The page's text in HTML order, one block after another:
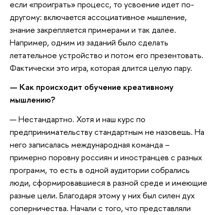
если «проиграть» процесс, то усвоение идет по-
другому: включается ассоциативное мышление,
знание закрепляется примерами и так далее.
Например, одним из заданий было сделать
летательное устройство и потом его презентовать.
Фактически это игра, которая длится целую пару.
— Как происходит обучение креативному
мышлению?
— Нестандартно. Хотя и наш курс по
предпринимательству стандартным не назовешь. На
него записалась международная команда –
примерно поровну россиян и иностранцев с разных
программ, то есть в одной аудитории собрались
люди, сформировавшиеся в разной среде и имеющие
разные цели. Благодаря этому у них был силен дух
соперничества. Начали с того, что представляли